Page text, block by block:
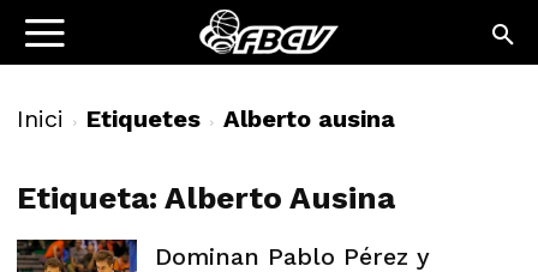
Inici Etiquetes Alberto ausina
Etiqueta: Alberto Ausina
Dominan Pablo Pérez y